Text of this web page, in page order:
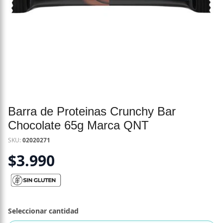
Barra de Proteinas Crunchy Bar
Chocolate 65g Marca QNT
SKU:02020271
$3.990
Seleccionar cantidad